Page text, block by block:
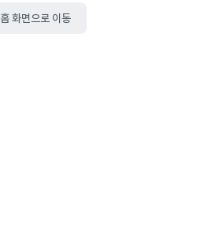
홈 화면으로 이동